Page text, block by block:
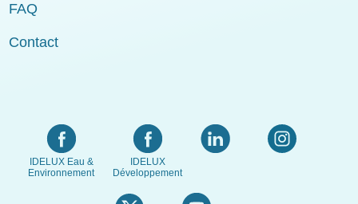
FAQ
Contact
IDELUX Eau &
Environnement
IDELUX
Développement